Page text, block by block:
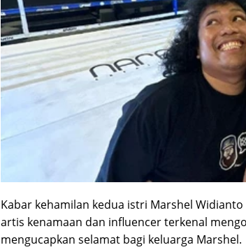
Kabar kehamilan kedua istri Marshel
artis kenamaan dan influencer terkenal
mengucapkan selamat bagi keluarga Marshel.